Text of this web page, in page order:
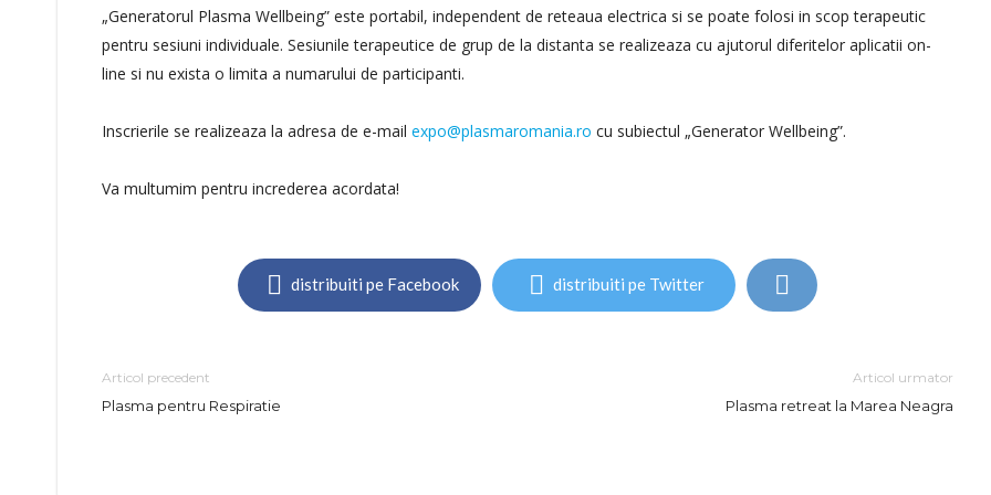
„Generatorul Plasma Wellbeing” este portabil, independent de reteaua electrica si se poate folosi in scop terapeutic
pentru sesiuni individuale. Sesiunile terapeutice de grup de la distanta se realizeaza cu ajutorul diferitelor aplicatii on-
line si nu exista o limita a numarului de participanti.
Inscrierile se realizeaza la adresa de e-mail expo@plasmaromania.ro cu subiectul „Generator Wellbeing”.
Va multumim pentru increderea acordata!
distribuiti pe Facebook distribuiti pe Twitter
Articol precedent
Plasma pentru Respiratie
Articol urmator
Plasma retreat la Marea Neagra